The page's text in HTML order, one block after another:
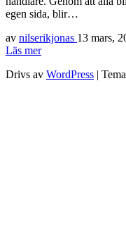
egen sida, blir…
av nilserikjonas 13 mars,
Läs mer
Drivs av WordPress |